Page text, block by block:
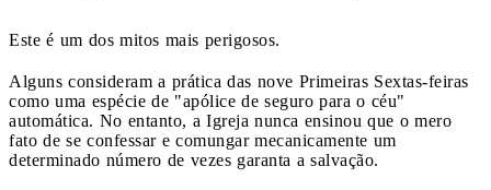
Este é um dos mitos mais perigosos.
Alguns consideram a prática das nove Primeiras Sextas-feiras
como uma espécie de "apólice de seguro para o céu"
automática. No entanto, a Igreja nunca ensinou que o mero
fato de se confessar e comungar mecanicamente um
determinado número de vezes garanta a salvação.